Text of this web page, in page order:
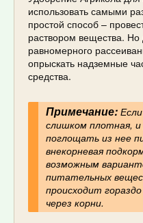
использовать самыми
простой способ –
раствором вещества.
равномерного
опрыскать надземные
средства.
Примечание:Если
слишком плотная,
поглощать из нее
внекорневая
возможным
питательных
происходит
через корни.